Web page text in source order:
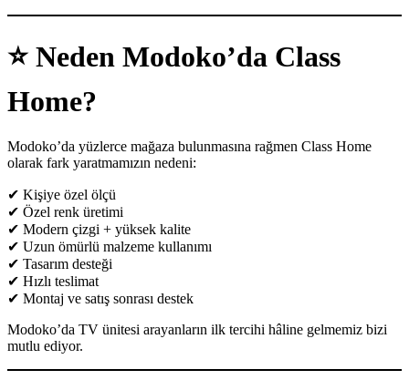
⭐Neden Modoko’da Class
Home?
Modoko’da yüzlerce mağaza bulunmasına rağmen Class Home
olarak fark yaratmamızın nedeni:
✔ Kişiye özel ölçü
✔ Özel renk üretimi
✔ Modern çizgi + yüksek kalite
✔ Uzun ömürlü malzeme kullanımı
✔ Tasarım desteği
✔ Hızlı teslimat
✔ Montaj ve satış sonrası destek
Modoko’da TV ünitesi arayanların ilk tercihi hâline gelmemiz bizi
mutlu ediyor.